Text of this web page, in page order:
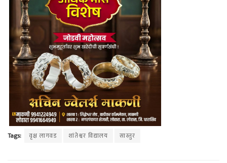
Tags: वृक्ष लागवड शांतेश्वर विद्यालय सास्तुर